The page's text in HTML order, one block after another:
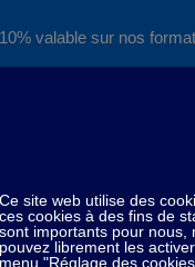
valable sur nos